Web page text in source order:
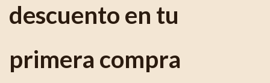
descuento en tu
primera compra